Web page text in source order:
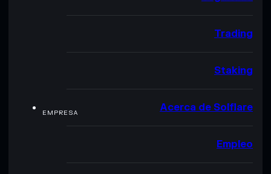
Trading
Staking
EMPRESA Acerca de Solflare
Empleo